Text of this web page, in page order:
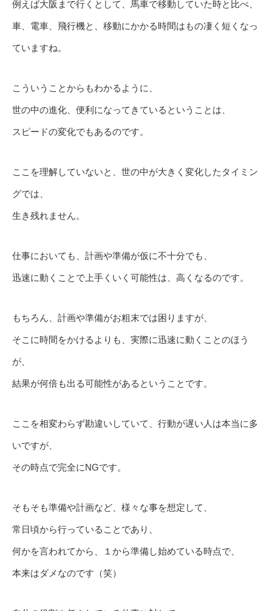
例えば大阪まで行くとして、馬車で移動していた時と比べ、
車、電車、飛行機と、移動にかかる時間はもの凄く短くなっ
ていますね。
こういうことからもわかるように、
世の中の進化、便利になってきているということは、
スピードの変化でもあるのです。
ここを理解していないと、世の中が大きく変化したタイミン
グでは、
生き残れません。
仕事においても、計画や準備が仮に不十分でも、
迅速に動くことで上手くいく可能性は、高くなるのです。
もちろん、計画や準備がお粗末では困りますが、
そこに時間をかけるよりも、実際に迅速に動くことのほう
が、
結果が何倍も出る可能性があるということです。
ここを相変わらず勘違いしていて、行動が遅い人は本当に多
いですが、
その時点で完全にNGです。
そもそも準備や計画など、様々な事を想定して、
常日頃から行っていることであり、
何かを言われてから、１から準備し始めている時点で、
本来はダメなのです（笑）